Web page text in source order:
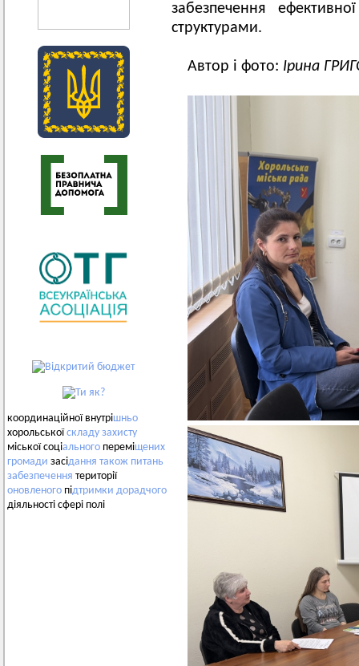
координаційної внутрішньо
хорольськоїскладу захисту
міської соціального переміщених
громади засідання також питань
забезпечення території
оновленого підтримки дорадчого
діяльності сфері полі
забезпечення
структурами.
Автор і фото: Ірина